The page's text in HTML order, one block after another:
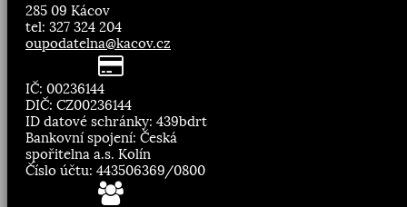
285 09 Kácov
tel: 327 324 204
oupodatelna@kacov.cz
IČ: 00236144
DIČ: CZ00236144
ID datové schránky: 439bdrt
Bankovní spojení: Česká
spořitelna a.s. Kolín
Číslo účtu: 443506369/0800